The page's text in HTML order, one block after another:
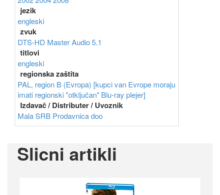
jezik
engleski
zvuk
DTS-HD Master Audio 5.1
titlovi
engleski
regionska zaštita
PAL, region B (Evropa) [kupci van Evrope moraju
imati regionski "otključan" Blu-ray plejer]
Izdavač / Distributer / Uvoznik
Mala SRB Prodavnica doo
Slicni artikli